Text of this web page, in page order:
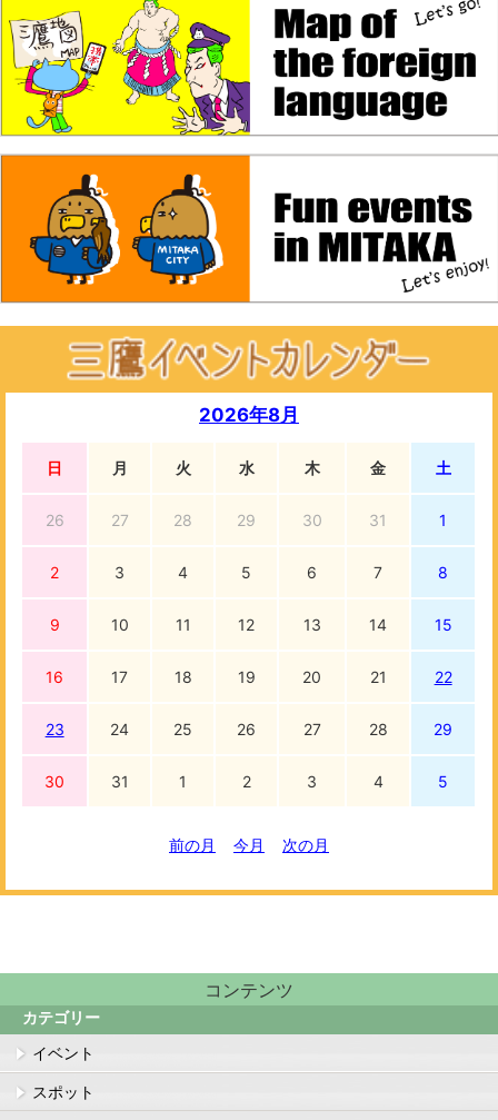
2026年8月
日 月 火 水 木 金 土
26 27 28 29 30 31 1
2 3 4 5 6 7 8
9 10 11 12 13 14 15
16 17 18 19 20 21 22
23 24 25 26 27 28 29
30 31 1 2 3 4 5
前の月 今月 次の月
コンテンツ
カテゴリー
イベント
スポット